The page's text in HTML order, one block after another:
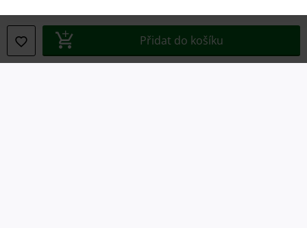
Přidat do košíku
Prohlášení o shodě
Informace o přístupnosti